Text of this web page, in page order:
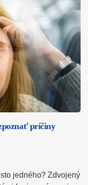
príčiny
jedného? Zdvojený